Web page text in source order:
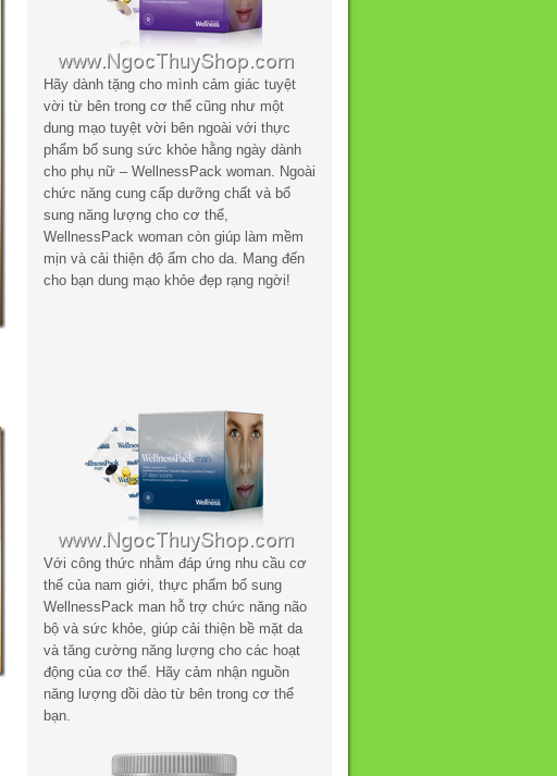
Hãy dành tặng cho mình cảm giác tuyệt
vời từ bên trong cơ thể cũng như một
dung mạo tuyệt vời bên ngoài với thực
phẩm bổ sung sức khỏe hằng ngày dành
cho phụ nữ – WellnessPack woman. Ngoài
chức năng cung cấp dưỡng chất và bổ
sung năng lượng cho cơ thể,
WellnessPack woman còn giúp làm mềm
mịn và cải thiện độ ẩm cho da. Mang đến
cho bạn dung mạo khỏe đẹp rạng ngời!
Với công thức nhằm đáp ứng nhu cầu cơ
thể của nam giới, thực phẩm bổ sung
WellnessPack man hỗ trợ chức năng não
bộ và sức khỏe, giúp cải thiện bề mặt da
và tăng cường năng lượng cho các hoạt
động của cơ thể. Hãy cảm nhận nguồn
năng lượng dồi dào từ bên trong cơ thể
bạn.